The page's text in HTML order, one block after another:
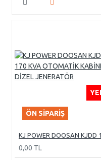
ÖN SIPARIŞ
0,00 TL